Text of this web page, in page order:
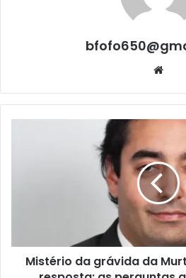
Mistério da grávida da